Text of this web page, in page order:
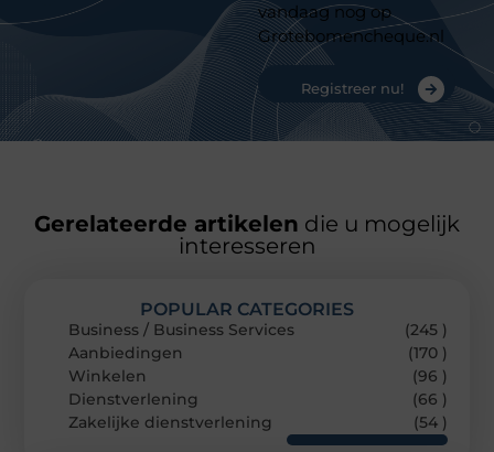
vandaag nog op
Grotebomencheque.nl
Registreer nu!
Gerelateerde artikelen die u mogelijk
interesseren
POPULAR CATEGORIES
Business / Business Services
(245 )
Aanbiedingen
(170 )
Winkelen
(96 )
Dienstverlening
(66 )
Zakelijke dienstverlening
(54 )